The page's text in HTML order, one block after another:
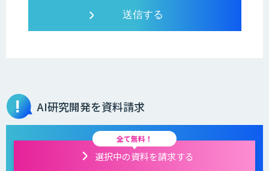
AI研究開発を資料請求
全て無料！
選択中の資料を請求する